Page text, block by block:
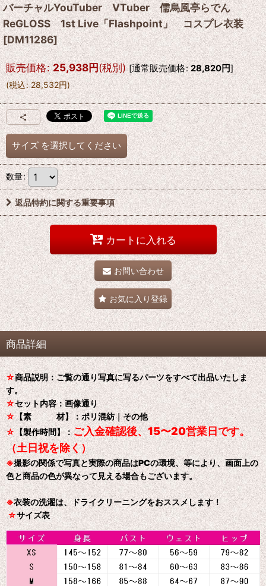
バーチャルYouTuber VTuber 儒烏風亭らでん
ReGLOSS 1st Live「Flashpoint」 コスプレ衣装
[DM11286]
販売価格: 25,938円(税別) [通常販売価格: 28,820円]
(税込: 28,532円)
サイズ を選択してください
数量:
返品特約に関する重要事項
カートに入れる
お問い合わせ
お気に入り登録
商品詳細
☆商品説明：ご覧の通り写真に写るパーツをすべて出品いたしま
す。
☆セット内容：画像通り
☆【素 材】：ポリ混紡｜その他
☆ 【製作時間】：ご入金確認後、15〜20営業日です。
（土日祝を除く）
※撮影の関係で写真と実際の商品はPCの環境、等により、画面上の
色と商品の色が異なって見える場合もございます。
※衣装の洗濯は、ドライクリーニングをおススメします！
☆サイズ表